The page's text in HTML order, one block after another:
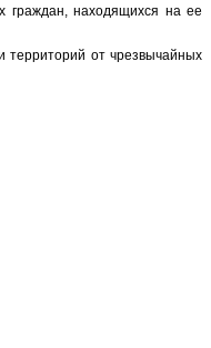
граждан, находящихся на ее
территорий от чрезвычайных